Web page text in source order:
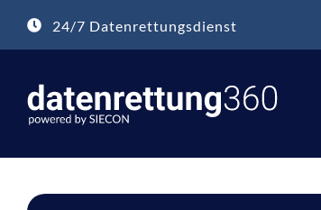
Inhalt
24/7 Datenrettungsdienst